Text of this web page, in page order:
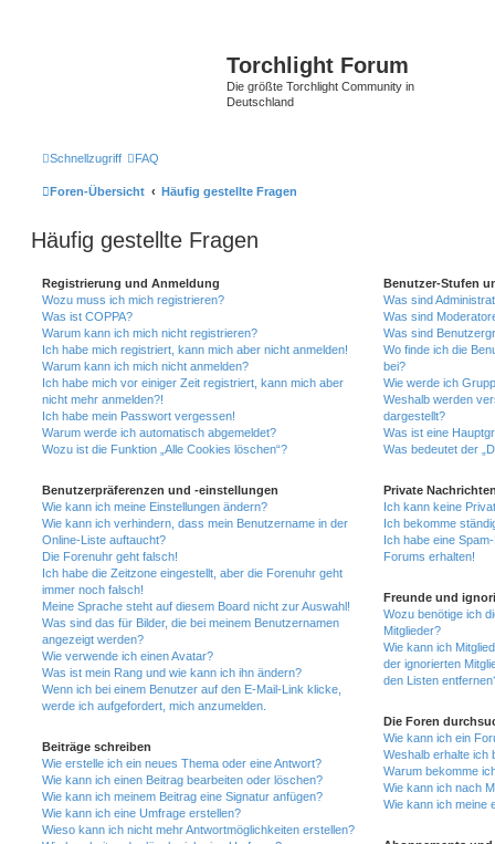
Torchlight Forum
Die größte Torchlight Community in
Deutschland
Schnellzugriff FAQ
Foren-Übersicht Häufig gestellte Fragen
Häufig gestellte Fragen
Registrierung und Anmeldung
Wozu muss ich mich registrieren?
Was ist COPPA?
Warum kann ich mich nicht registrieren?
Ich habe mich registriert, kann mich aber nicht anmelden!
Warum kann ich mich nicht anmelden?
Ich habe mich vor einiger Zeit registriert, kann mich aber
nicht mehr anmelden?!
Ich habe mein Passwort vergessen!
Warum werde ich automatisch abgemeldet?
Wozu ist die Funktion „Alle Cookies löschen“?
Benutzerpräferenzen und -einstellungen
Wie kann ich meine Einstellungen ändern?
Wie kann ich verhindern, dass mein Benutzername in der
Online-Liste auftaucht?
Die Forenuhr geht falsch!
Ich habe die Zeitzone eingestellt, aber die Forenuhr geht
immer noch falsch!
Meine Sprache steht auf diesem Board nicht zur Auswahl!
Was sind das für Bilder, die bei meinem Benutzernamen
angezeigt werden?
Wie verwende ich einen Avatar?
Was ist mein Rang und wie kann ich ihn ändern?
Wenn ich bei einem Benutzer auf den E-Mail-Link klicke,
werde ich aufgefordert, mich anzumelden.
Beiträge schreiben
Wie erstelle ich ein neues Thema oder eine Antwort?
Wie kann ich einen Beitrag bearbeiten oder löschen?
Wie kann ich meinem Beitrag eine Signatur anfügen?
Wie kann ich eine Umfrage erstellen?
Wieso kann ich nicht mehr Antwortmöglichkeiten erstellen?
Benutzer-Stufen
Was sind
Was sind
Was sind
Wo finde ich die
bei?
Wie werde ich
Weshalb werden
dargestellt?
Was ist eine
Was bedeutet der
Private
Ich kann keine
Ich bekomme
Ich habe eine
Forums erhalten!
Freunde und
Wozu benötige ich
Mitglieder?
Wie kann ich
der ignorierten
den Listen
Die Foren
Wie kann ich ein
Weshalb erhalte ich
Warum bekomme
Wie kann ich nach
Wie kann ich meine